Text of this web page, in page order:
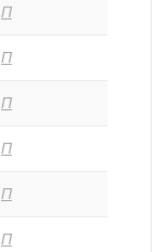
П
П
П
П
П
П